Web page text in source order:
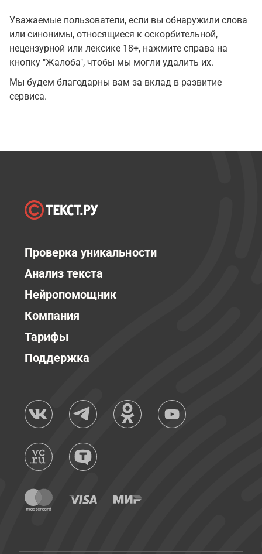
Уважаемые пользователи, если вы обнаружили слова
или синонимы, относящиеся к оскорбительной,
нецензурной или лексике 18+, нажмите справа на
кнопку "Жалоба", чтобы мы могли удалить их.
Мы будем благодарны вам за вклад в развитие
сервиса.
Проверка уникальности
Анализ текста
Нейропомощник
Компания
Тарифы
Поддержка